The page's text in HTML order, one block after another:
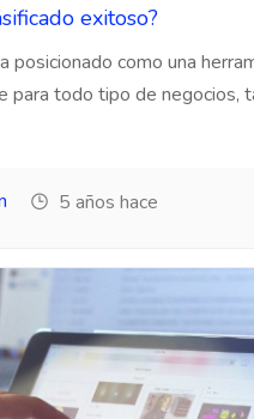
exitoso?
posicionado como una
para todo tipo de negocios,
5 años hace